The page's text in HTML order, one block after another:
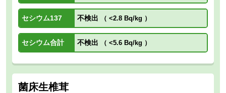
セシウム137 不検出 （ <2.8 Bq/kg ）
セシウム合計 不検出 （ <5.6 Bq/kg ）
菌床生椎茸